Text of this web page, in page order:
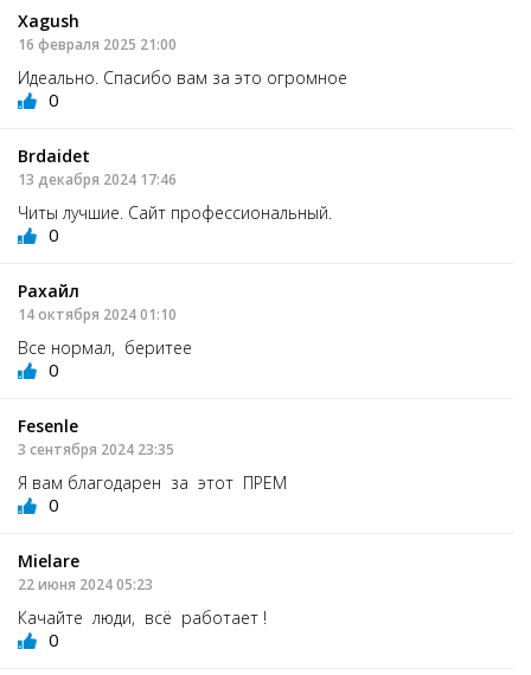
Xagush
16 февраля 2025 21:00
Идеально. Спасибо вам за это огромное
0
Brdaidet
13 декабря 2024 17:46
Читы лучшие. Сайт профессиональный.
0
Рахайл
14 октября 2024 01:10
Все нормал, беритее
0
Fesenle
3 сентября 2024 23:35
Я вам благодарен за этот ПРЕМ
0
Mielare
22 июня 2024 05:23
Качайте люди, всё работает !
0